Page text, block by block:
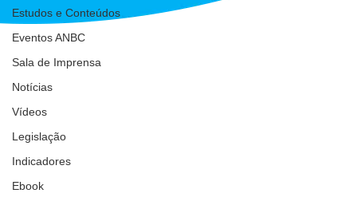
Estudos e Conteúdos
Eventos ANBC
Sala de Imprensa
Notícias
Vídeos
Legislação
Indicadores
Ebook